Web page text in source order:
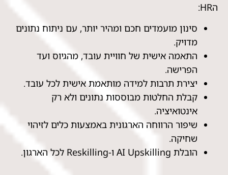
הHR:
סינון מועמדים חכם ומהיר יותר, עם ניתוח נתונים
מדויק.
התאמה אישית של חוויית עובד, מהגיוס ועד
הפרישה.
יצירת תרבות למידה מותאמת אישית לכל עובד.
קבלת החלטות מבוססות נתונים ולא רק
אינטואיציה.
שיפור הרווחה הארגונית באמצעות כלים לזיהוי
שחיקה.
הובלת AI Upskilling ו-Reskilling לכל הארגון.